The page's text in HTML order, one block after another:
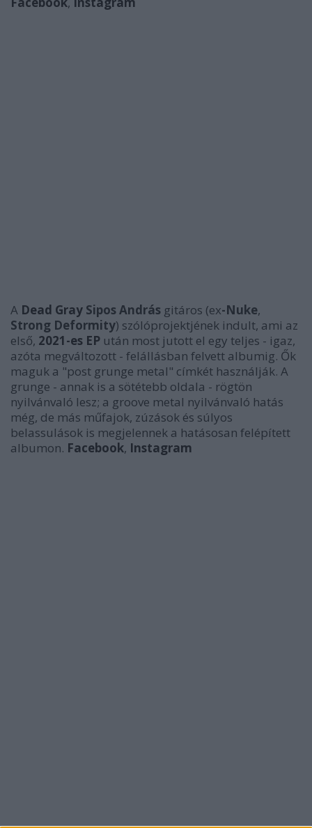
A Dead Gray Sipos András gitáros (ex-Nuke,
Strong Deformity) szólóprojektjének indult, ami az
első, 2021-es EP után most jutott el egy teljes - igaz,
azóta megváltozott - felállásban felvett albumig. Ők
maguk a "post grunge metal" címkét használják. A
grunge - annak is a sötétebb oldala - rögtön
nyilvánvaló lesz; a groove metal nyilvánvaló hatás
még, de más műfajok, zúzások és súlyos
belassulások is megjelennek a hatásosan felépített
albumon. Facebook, Instagram